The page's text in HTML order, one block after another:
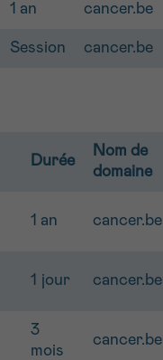
1 an cancer.be
Session cancer.be
Durée
Nom de
domaine
1 an cancer.be
1 jour cancer.be
3
mois
cancer.be